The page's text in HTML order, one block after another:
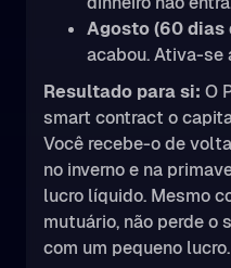
Agosto (60 dias
acabou. Ativa-se
Resultado para si: O
smart contract o
Você recebe-o de
no inverno e na
lucro líquido. Mesmo
mutuário, não perde o
com um pequeno lucro.